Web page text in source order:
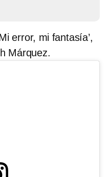
error, mi fantasía’,
Márquez.